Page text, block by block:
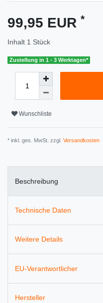
99,95 EUR *
Inhalt 1 Stück
Zustellung in 1 - 3 Werktagen*
Wunschliste
* inkl. ges. MwSt. zzgl. Versandkosten
Beschreibung
Technische Daten
Weitere Details
EU-Verantwortlicher
Hersteller